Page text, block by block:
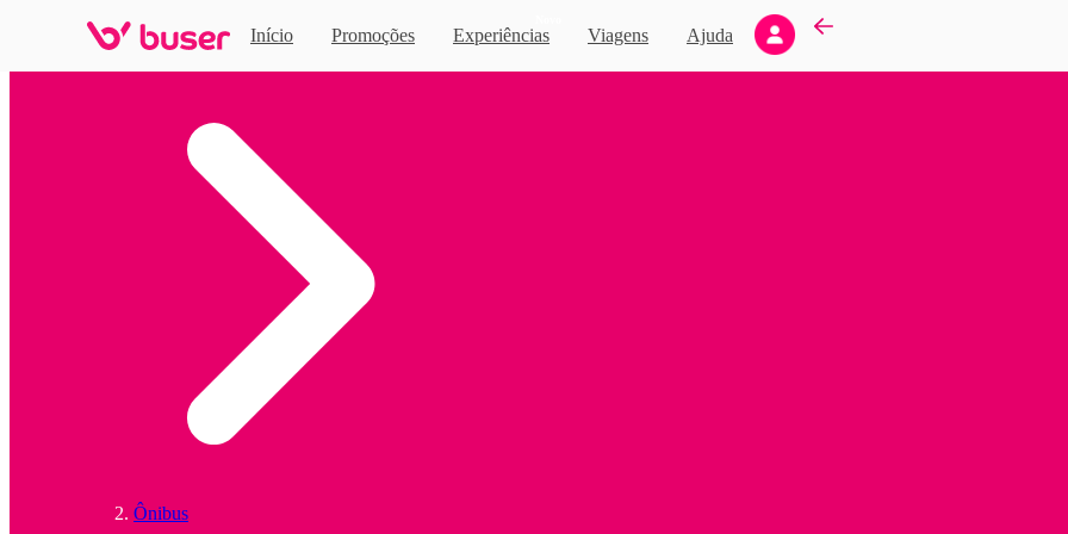
Início Promoções Experiências Viagens Ajuda
Ônibus